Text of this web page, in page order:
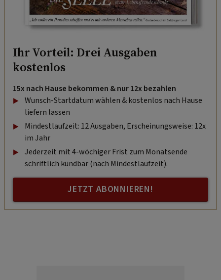
Ihr Vorteil: Drei Ausgaben
kostenlos
15x nach Hause bekommen & nur 12x bezahlen
Wunsch-Startdatum wählen & kostenlos nach Hause
liefern lassen
Mindestlaufzeit: 12 Ausgaben, Erscheinungsweise: 12x
im Jahr
Jederzeit mit 4-wöchiger Frist zum Monatsende
schriftlich kündbar (nach Mindestlaufzeit).
JETZT ABONNIEREN!